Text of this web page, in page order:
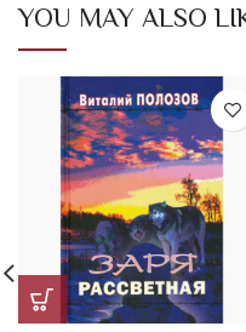
YOU MAY ALSO